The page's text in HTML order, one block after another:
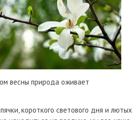
весны природа оживает
короткого светового дня и лютых